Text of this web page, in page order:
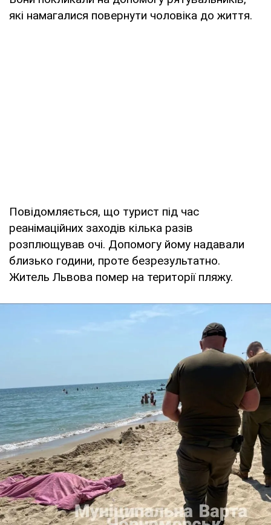
які намагалися повернути чоловіка до життя.
Повідомляється, що турист під час
реанімаційних заходів кілька разів
розплющував очі. Допомогу йому надавали
близько години, проте безрезультатно.
Житель Львова помер на території пляжу.